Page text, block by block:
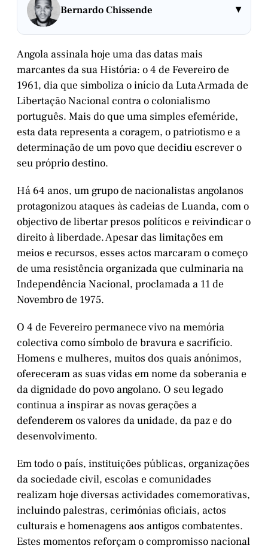
Bernardo Chissende ▾
Angola assinala hoje uma das datas mais
marcantes da sua História: o 4 de Fevereiro de
1961, dia que simboliza o início da Luta Armada de
Libertação Nacional contra o colonialismo
português. Mais do que uma simples efeméride,
esta data representa a coragem, o patriotismo e a
determinação de um povo que decidiu escrever o
seu próprio destino.
Há 64 anos, um grupo de nacionalistas angolanos
protagonizou ataques às cadeias de Luanda, com o
objectivo de libertar presos políticos e reivindicar o
direito à liberdade. Apesar das limitações em
meios e recursos, esses actos marcaram o começo
de uma resistência organizada que culminaria na
Independência Nacional, proclamada a 11 de
Novembro de 1975.
O 4 de Fevereiro permanece vivo na memória
colectiva como símbolo de bravura e sacrifício.
Homens e mulheres, muitos dos quais anónimos,
ofereceram as suas vidas em nome da soberania e
da dignidade do povo angolano. O seu legado
continua a inspirar as novas gerações a
defenderem os valores da unidade, da paz e do
desenvolvimento.
Em todo o país, instituições públicas, organizações
da sociedade civil, escolas e comunidades
realizam hoje diversas actividades comemorativas,
incluindo palestras, cerimónias oficiais, actos
culturais e homenagens aos antigos combatentes.
Estes momentos reforçam o compromisso nacional